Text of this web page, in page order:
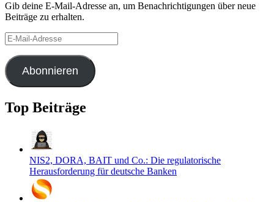
Gib deine E-Mail-Adresse an, um Benachrichtigungen über neue
Beiträge zu erhalten.
E-
Mail-
Adresse
Abonnieren
Top Beiträge
NIS2, DORA, BAIT und Co.: Die regulatorische
Herausforderung für deutsche Banken